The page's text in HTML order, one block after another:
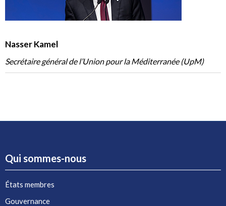
Nasser Kamel
Secrétaire général de l’Union pour la Méditerranée (UpM)
Qui sommes-nous
États membres
Gouvernance